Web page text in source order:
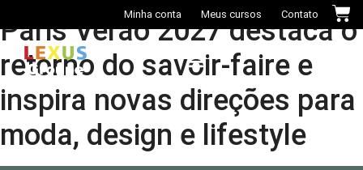
Minha conta Meus cursos Contato
Paris Verão 2027 destaca o
retorno do savoir-faire e
inspira novas direções para
moda, design e lifestyle